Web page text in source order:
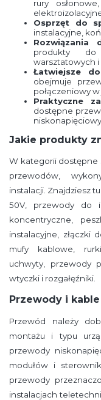
rury
Osprzęt do
instalacyjne,
produkty do
warsztatowych
Łatwiejsze
obejmuje
połączeniowy
Praktyczne
dostępne
Jakie produkty
W kategorii dostępne
przewodów,
instalacji. Znajdziesz
50V, przewody do
koncentryczne,
instalacyjne, złączki
mufy kablowe,
uchwyty, przewody
wtyczki i rozgałęźniki.
Przewody i
Przewód należy
montażu i typu
przewody
modułów i
przewody
instalacjach